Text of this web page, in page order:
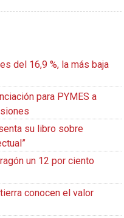
del 16,9 %, la más baja
para PYMES a
su libro sobre
un 12 por ciento
conocen el valor